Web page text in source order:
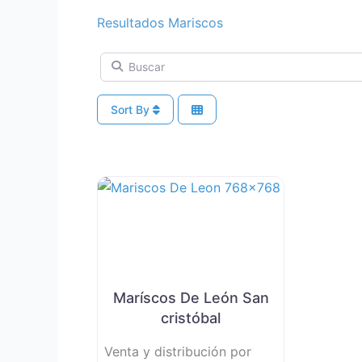
Resultados Mariscos
Buscar
Sort By
Maríscos De León San
cristóbal
Venta y distribución por